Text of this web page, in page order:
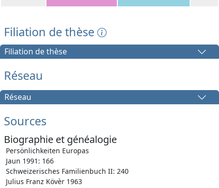
Filiation de thèse
Filiation de thèse
Réseau
Réseau
Sources
Biographie et généalogie
Persönlichkeiten Europas
Jaun 1991: 166
Schweizerisches Familienbuch II: 240
Julius Franz Kövèr 1963